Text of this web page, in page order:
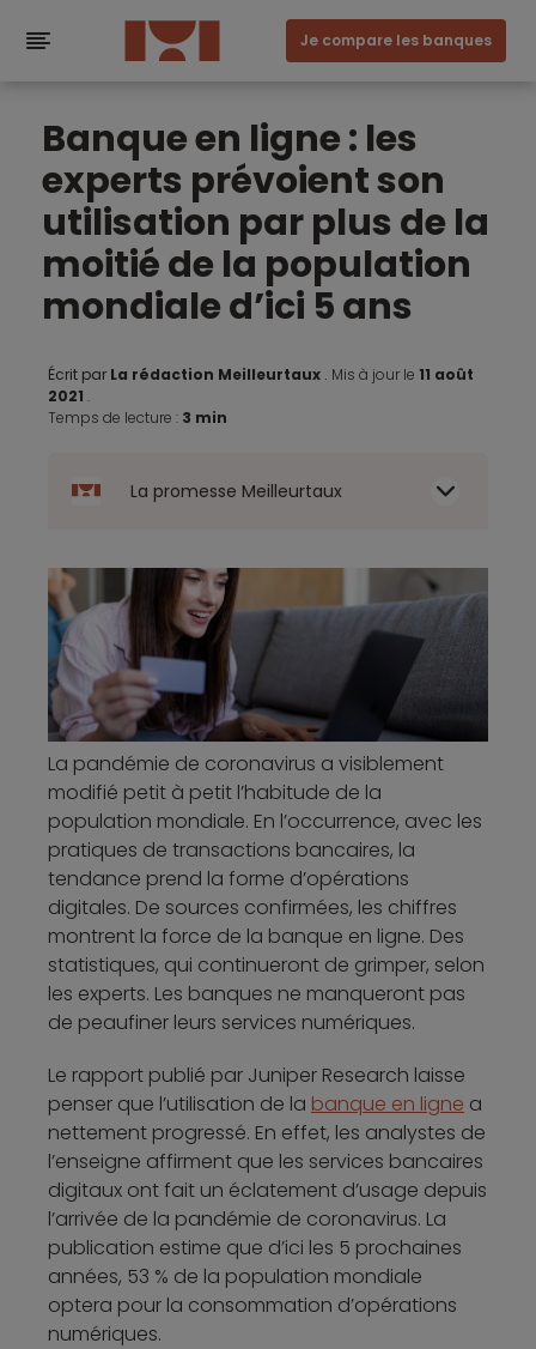
Je compare les banques
Banque en ligne : les
experts prévoient son
utilisation par plus de la
moitié de la population
mondiale d’ici 5 ans
Écrit par La rédaction Meilleurtaux . Mis à jour le 11 août
2021 .
Temps de lecture : 3 min
La promesse Meilleurtaux
La pandémie de coronavirus a visiblement
modifié petit à petit l’habitude de la
population mondiale. En l’occurrence, avec les
pratiques de transactions bancaires, la
tendance prend la forme d’opérations
digitales. De sources confirmées, les chiffres
montrent la force de la banque en ligne. Des
statistiques, qui continueront de grimper, selon
les experts. Les banques ne manqueront pas
de peaufiner leurs services numériques.
Le rapport publié par Juniper Research laisse
penser que l’utilisation de la banque en ligne a
nettement progressé. En effet, les analystes de
l’enseigne affirment que les services bancaires
digitaux ont fait un éclatement d’usage depuis
l’arrivée de la pandémie de coronavirus. La
publication estime que d’ici les 5 prochaines
années, 53 % de la population mondiale
optera pour la consommation d’opérations
numériques.